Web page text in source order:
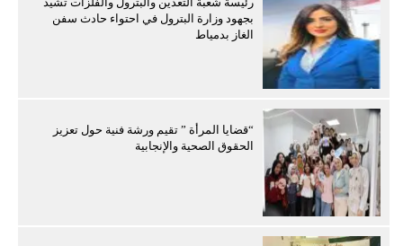
بجهود وزارة البترول في احتواء حادث سفن
الغاز بدمياط
“قضايا المرأة ” تقيم ورشة فنية حول تعزيز
الحقوق الصحية والإنجابية